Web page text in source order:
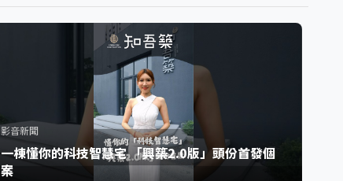
影音新聞
一棟懂你的科技智慧宅 「興築2.0版」頭份首發個
案